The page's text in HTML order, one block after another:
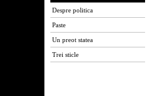
Despre politica
Paste
Un preot statea
Trei sticle